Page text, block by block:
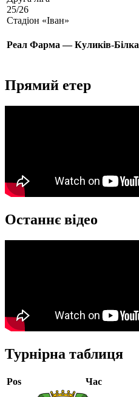
25/26
Стадіон «Іван»
Реал Фарма — Куликів-Білка
Прямий етер
Останнє відео
Турнірна таблиця
Pos Час